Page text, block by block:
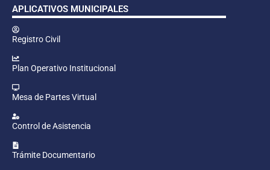
APLICATIVOS MUNICIPALES
Registro Civil
Plan Operativo Institucional
Mesa de Partes Virtual
Control de Asistencia
Trámite Documentario